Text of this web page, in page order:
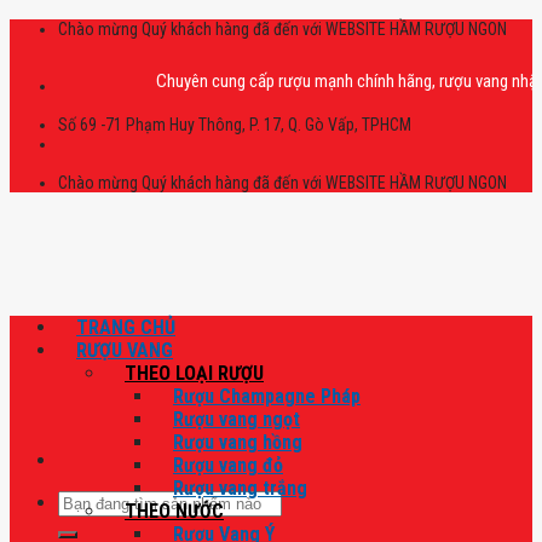
Skip
Chào mừng Quý khách hàng đã đến với WEBSITE HẦM RƯỢU NGON
Chuyên cung cấp rượu mạnh chính hãng, rượu vang nhập
Số 69 -71 Phạm Huy Thông, P. 17, Q. Gò Vấp, TPHCM
Chào mừng Quý khách hàng đã đến với WEBSITE HẦM RƯỢU NGON
Tìm
kiếm:
TRANG CHỦ
RƯỢU VANG
THEO LOẠI RƯỢU
Rượu Champagne Pháp
Rượu vang ngọt
Rượu vang hồng
Rượu vang đỏ
Rượu vang trắng
THEO NƯỚC
Rượu Vang Ý